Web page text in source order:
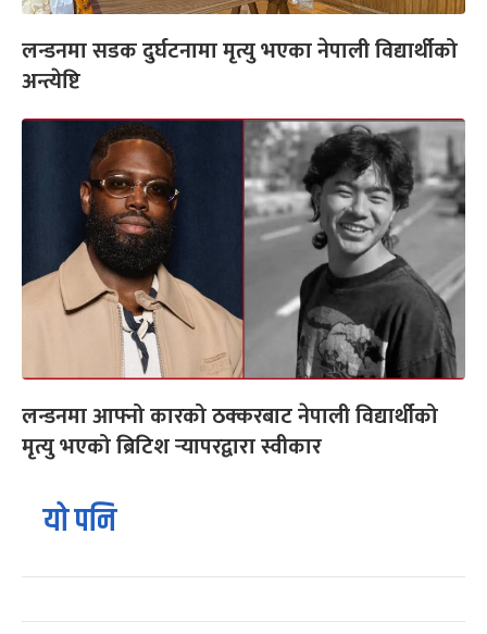
लन्डनमा सडक दुर्घटनामा मृत्यु भएका नेपाली विद्यार्थीको
अन्त्येष्टि
लन्डनमा आफ्नो कारको ठक्करबाट नेपाली विद्यार्थीको
मृत्यु भएको ब्रिटिश र्‍यापरद्वारा स्वीकार
यो पनि